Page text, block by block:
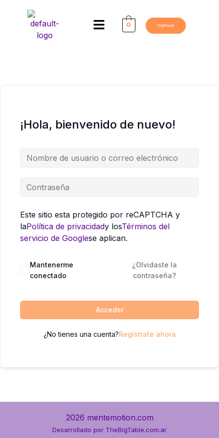
contenido
Menú 0 Ingresar
¡Hola, bienvenido de nuevo!
Este sitio esta protegido por reCAPTCHA y
laPolítica de privacidady losTérminos del
servicio de Googlese aplican.
Mantenerme
conectado
¿Olvidaste la
contraseña?
Acceder
¿No tienes una cuenta?Regístrate ahora
2026 mentemotion.com
Desarrollado por TheBigTable.com.ar